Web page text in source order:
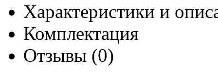
Характеристики и
Комплектация
Отзывы (0)